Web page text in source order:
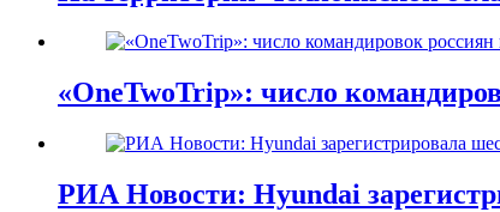
«OneTwoTrip»: число
РИА Новости: Hyundai